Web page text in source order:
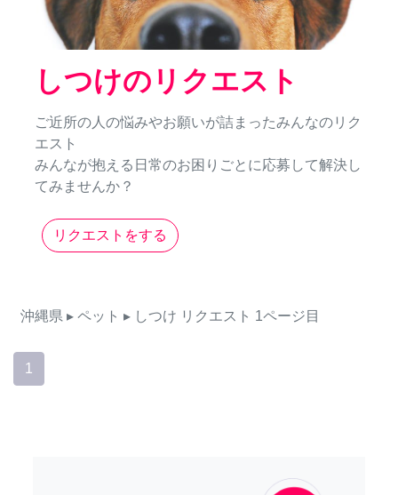
しつけのリクエスト
ご近所の人の悩みやお願いが詰まったみんなのリク
エスト
みんなが抱える日常のお困りごとに応募して解決し
てみませんか？
リクエストをする
沖縄県 ▸ ペット ▸ しつけ リクエスト 1ページ目
1